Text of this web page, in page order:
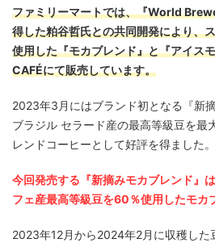
ファミリーマートでは、『World
得した粕谷哲氏との共同開発により、
使用した『モカブレンド』と『アイス
CAFÉにて販売しています。
2023年3月にはブランド初となる『新
ブラジル セラード産の最高等級豆を最
レンドコーヒーとして好評を得ました。
今回発売する『新摘みモカブレンド』
フェ産最高等級豆を60％使用したモカ
2023年12月から2024年2月に収穫し